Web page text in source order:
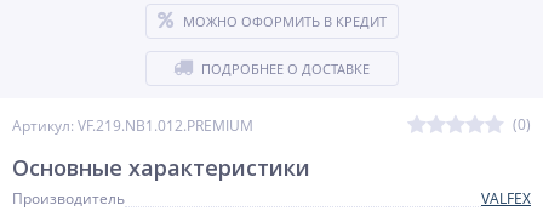
Артикул: VF.219.NB1.012.PREMIUM (0)
МОЖНО ОФОРМИТЬ В КРЕДИТ
ПОДРОБНЕЕ О ДОСТАВКЕ
Основные характеристики
Производитель VALFEX